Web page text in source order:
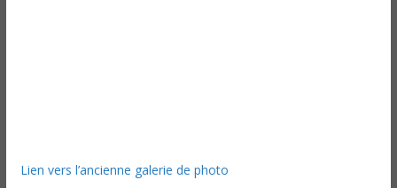
Lien vers l’ancienne galerie de photo